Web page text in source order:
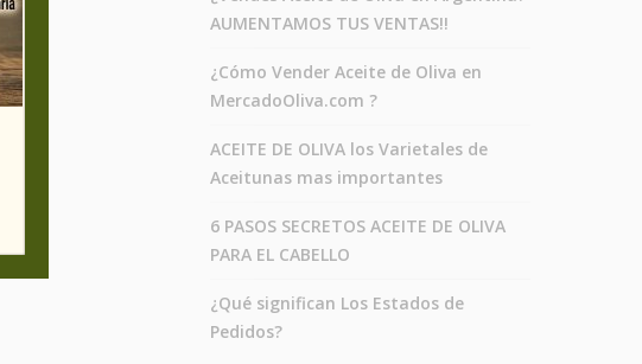
AUMENTAMOS TUS VENTAS!!
¿Cómo Vender Aceite de Oliva en
MercadoOliva.com ?
ACEITE DE OLIVA los Varietales de
Aceitunas mas importantes
6 PASOS SECRETOS ACEITE DE OLIVA
PARA EL CABELLO
¿Qué significan Los Estados de
Pedidos?